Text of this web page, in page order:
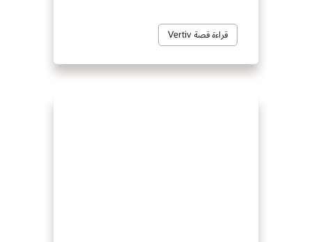
قراءة قصة Vertiv